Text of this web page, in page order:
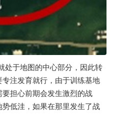
处于地图的中心部分，因此转
注发育就行，由于训练基地
担心前期会发生激烈的战
低洼，如果在那里发生了战